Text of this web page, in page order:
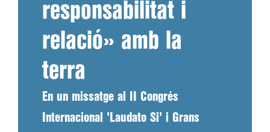
responsabilitat i
relació» amb la
terra
En un missatge al II Congrés
Internacional 'Laudato Si' i Grans